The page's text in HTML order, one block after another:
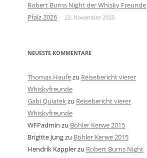
Robert Burns Night der Whisky Freunde
Pfalz 2026
22. November 2025
NEUESTE KOMMENTARE
Thomas Haufezu Reisebericht vierer
Whiskyfreunde
Gabi Quiatekzu Reisebericht vierer
Whiskyfreunde
WFPadmin zu Böhler Kerwe 2015
Brigitte Jungzu Böhler Kerwe 2015
Hendrik Kapplerzu Robert Burns Night